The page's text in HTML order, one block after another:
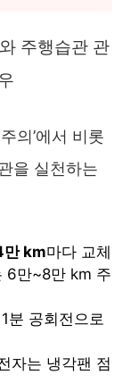
주행습관 관
의’에서 비롯
을 실천하는
km마다 교체
6만~8만 km 주
분 공회전으로
자는 냉각팬 점